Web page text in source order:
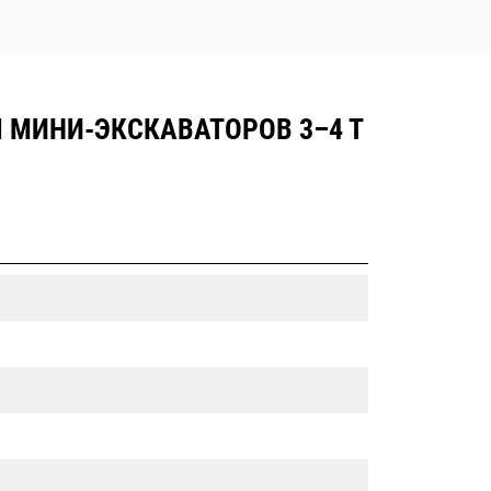
ЭКСКАВАТОРОВ 3–4 Т